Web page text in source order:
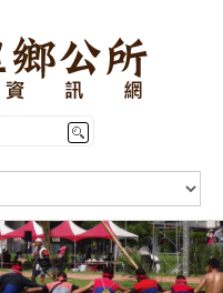
HOME
訊息公告
本鄉簡介
公所介紹